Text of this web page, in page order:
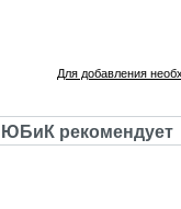
Для добавления
ЮБиК рекомендует